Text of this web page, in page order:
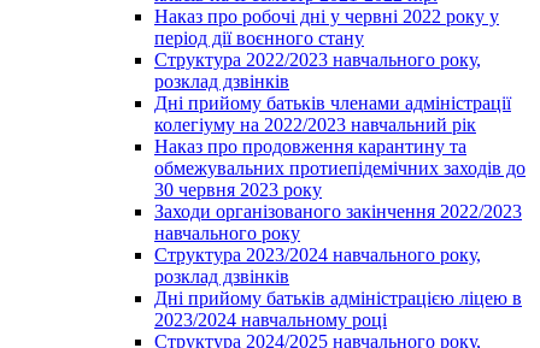
Наказ про робочі дні у червні 2022 року у
період дії воєнного стану
Структура 2022/2023 навчального року,
розклад дзвінків
Дні прийому батьків членами адміністрації
колегіуму на 2022/2023 навчальний рік
Наказ про продовження карантину та
обмежувальних протиепідемічних заходів до
30 червня 2023 року
Заходи організованого закінчення 2022/2023
навчального року
Структура 2023/2024 навчального року,
розклад дзвінків
Дні прийому батьків адміністрацією ліцею в
2023/2024 навчальному році
Структура 2024/2025 навчального року,